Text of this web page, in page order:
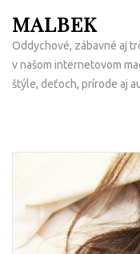
na
obsah
(Enter)
MALBEK
Oddychové, zábavné aj
v našom internetovom
štýle, deťoch, prírode aj